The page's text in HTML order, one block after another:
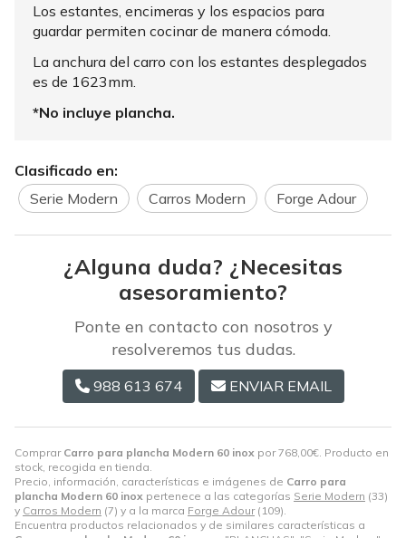
Comprar Carro para plancha Modern 60 inox por768,00€ . Producto en
stock, recogida en tienda.
Precio, información, características e imágenes de Carro para
plancha Modern 60 inox pertenece a las categorías Serie Modern (33)
y Carros Modern (7) y a la marca Forge Adour(109).
Encuentra productos relacionados y de similares características a
Los estantes, encimeras y los espacios para
guardar permiten cocinar de manera cómoda.
La anchura del carro con los estantes desplegados
es de 1623mm.
*No incluye plancha.
Clasificado en:
Serie Modern
Carros Modern Forge Adour
¿Alguna duda? ¿Necesitas
asesoramiento?
Ponte en contacto con nosotros y
resolveremos tus dudas.
988 613 674 ENVIAR EMAIL